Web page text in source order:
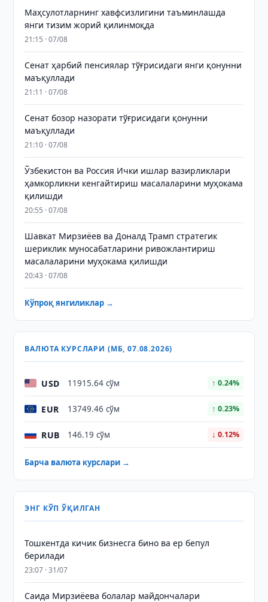
Маҳсулотларнинг хавфсизлигини таъминлашда
янги тизим жорий қилинмоқда
21:15 · 07/08
Сенат ҳарбий пенсиялар тўғрисидаги янги қонунни
маъқуллади
21:11 · 07/08
Сенат бозор назорати тўғрисидаги қонунни
маъқуллади
21:10 · 07/08
Ўзбекистон ва Россия Ички ишлар вазирликлари
ҳамкорликни кенгайтириш масалаларини муҳокама
қилишди
20:55 · 07/08
Шавкат Мирзиёев ва Доналд Трамп стратегик
шериклик муносабатларини ривожлантириш
масалаларини муҳокама қилишди
20:43 · 07/08
Кўпроқ янгиликлар →
ВАЛЮТА КУРСЛАРИ (МБ, 07.08.2026)
USD 11915.64 сўм ↑ 0.24%
EUR 13749.46 сўм ↑ 0.23%
RUB 146.19 сўм ↓ 0.12%
Барча валюта курслари →
ЭНГ КЎП ЎҚИЛГАН
Тошкентда кичик бизнесга бино ва ер бепул
берилади
23:07 · 31/07
Саида Мирзиёева болалар майдончалари